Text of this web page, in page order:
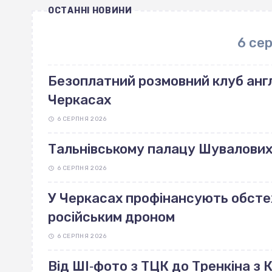
ОСТАННІ НОВИНИ
6
Безоплатний розмовний клуб
Черкасах
6 СЕРПНЯ 2026
Тальнівському палацу
6 СЕРПНЯ 2026
У Черкасах профінансують
російським дроном
6 СЕРПНЯ 2026
Від ШІ‐фото з ТЦК до Тренкіна з